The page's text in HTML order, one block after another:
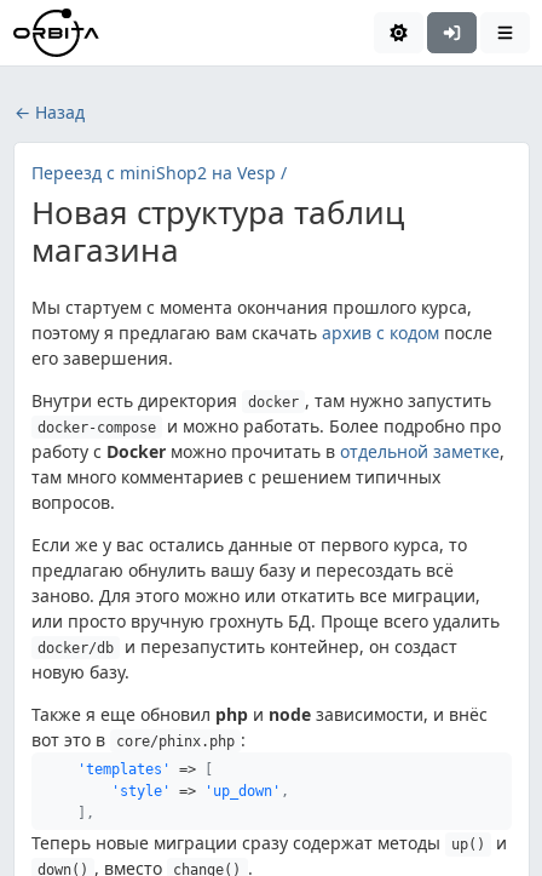
← Назад
Переезд с miniShop2 на Vesp /
Новая структура таблиц
магазина
Мы стартуем с момента окончания прошлого курса,
поэтому я предлагаю вам скачать архив с кодомпосле
его завершения.
Внутри есть директория
docker , там нужно запустить
docker-compose
и можно работать. Более подробно про
работу с Dockerможно прочитать в отдельной заметке,
там много комментариев с решением типичных
вопросов.
Если же у вас остались данные от первого курса, то
предлагаю обнулить вашу базу и пересоздать всё
заново. Для этого можно или откатить все миграции,
или просто вручную грохнуть БД. Проще всего удалить
docker/db
и перезапустить контейнер, он создаст
новую базу.
Также я еще обновил phpи nodeзависимости, и внёс
вот это в
core/phinx.php :
'templates' =>
[
'style'
=> 'up_down' ,
] ,
Теперь новые миграции сразу содержат методы up() и
down() , вместо change() .